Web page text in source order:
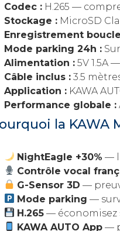
Codec : H.265 —
Stockage : MicroSD
Enregistrement
Mode parking 24h :
Alimentation : 5V 1.5A
Câble inclus : 3.5
Application : KAWA
Performance globale :
la KAWA
NightEagle +30% —
Contrôle vocal
G-Sensor 3D —
Mode parking —
H.265 — économisez
KAWA AUTO App —